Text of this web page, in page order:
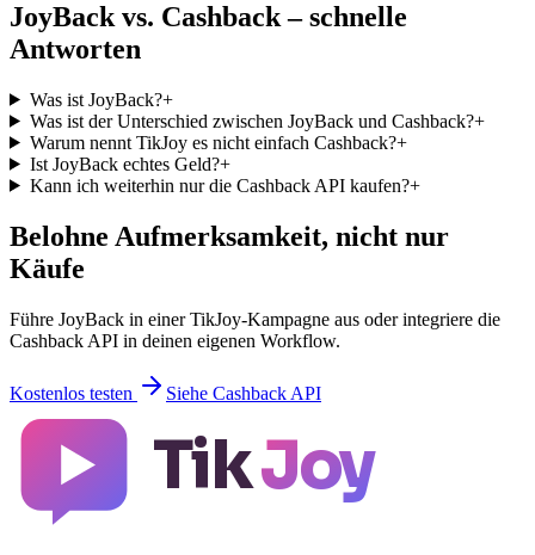
JoyBack vs. Cashback – schnelle
Antworten
Was ist JoyBack?+
Was ist der Unterschied zwischen JoyBack und Cashback?+
Warum nennt TikJoy es nicht einfach Cashback?+
Ist JoyBack echtes Geld?+
Kann ich weiterhin nur die Cashback API kaufen?+
Belohne Aufmerksamkeit, nicht nur
Käufe
Führe JoyBack in einer TikJoy-Kampagne aus oder integriere die
Cashback API in deinen eigenen Workflow.
Kostenlos testen Siehe Cashback API
TikJoy